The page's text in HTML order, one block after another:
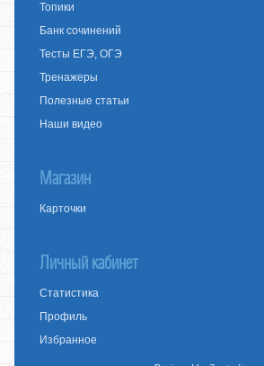
Топики
Банк сочинений
Тесты ЕГЭ, ОГЭ
Тренажеры
Полезные статьи
Наши видео
Магазин
Карточки
Личный кабинет
Статистика
Профиль
Избранное